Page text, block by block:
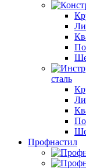
сталь
Профнастил